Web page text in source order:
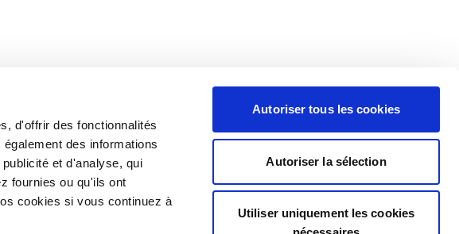
d'offrir des fonctionnalités
des informations
et d'analyse, qui
fournies ou qu'ils ont
cookies si vous continuez à
Autoriser tous les cookies
Autoriser la sélection
Utiliser uniquement les cookies